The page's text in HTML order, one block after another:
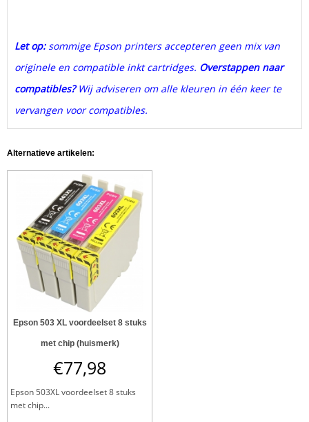
Let op:sommige Epson printers accepteren geen mix van
originele en compatible inkt cartridges. Overstappen naar
compatibles?Wij adviseren om alle kleuren in één keer te
vervangen voor compatibles.
Alternatieve artikelen:
Epson 503 XL voordeelset 8 stuks
met chip (huismerk)
€77,98
Epson 503XL voordeelset 8 stuks
met chip...